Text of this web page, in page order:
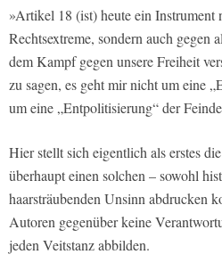
»Artikel 18 (ist) heute ein Instrument
Rechtsextreme, sondern auch gegen
dem Kampf gegen unsere Freiheit
zu sagen, es geht mir nicht um eine
um eine „Entpolitisierung“ der
Hier stellt sich eigentlich als erstes
überhaupt einen solchen – sowohl
haarsträubenden Unsinn abdrucken
Autoren gegenüber keine
jeden Veitstanz abbilden.